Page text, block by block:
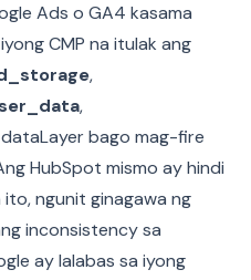
Ads o GA4 kasama
CMP na itulak ang
,
,
bago mag-fire
HubSpot mismo ay hindi
ito, ngunit ginagawa ng
inconsistency sa
ay lalabas sa iyong